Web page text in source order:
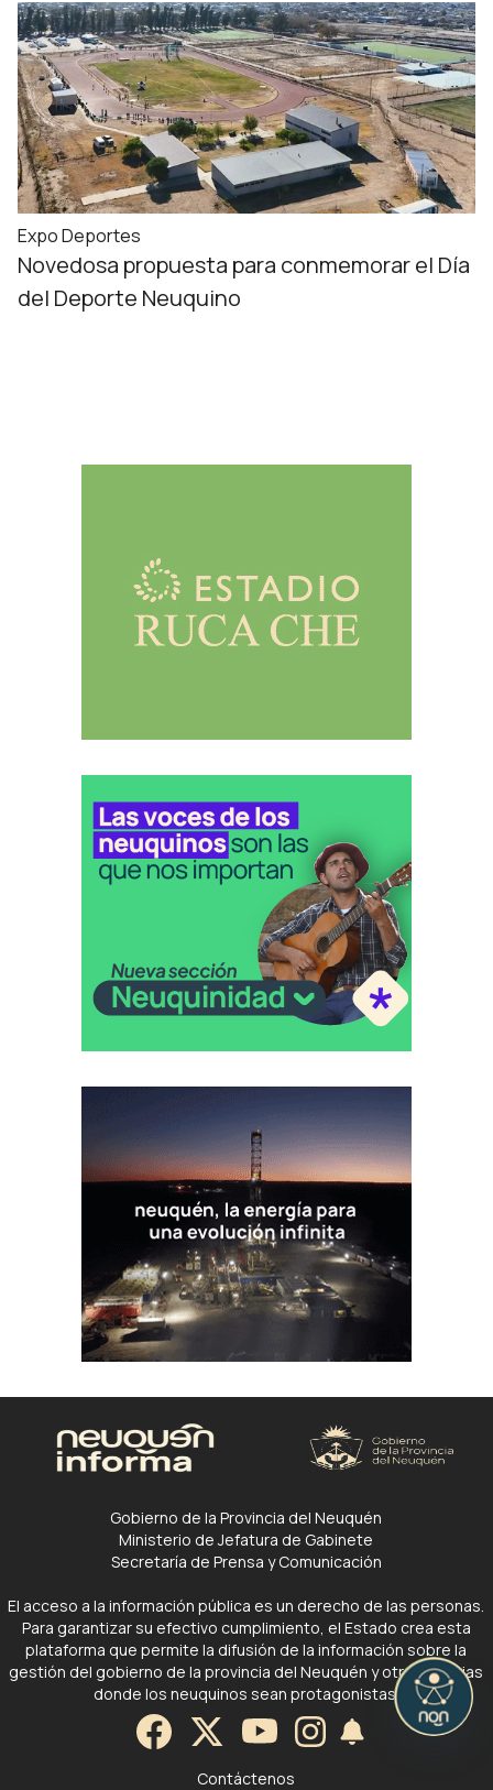
Expo Deportes
Novedosa propuesta para conmemorar el Día
del Deporte Neuquino
Gobierno de la Provincia del Neuquén
Ministerio de Jefatura de Gabinete
Secretaría de Prensa y Comunicación
El acceso a la información pública es un derecho de las personas.
Para garantizar su efectivo cumplimiento, el Estado crea esta
plataforma que permite la difusión de la información sobre la
gestión del gobierno de la provincia del Neuquén y otras noticias
donde los neuquinos sean protagonistas.
Contáctenos